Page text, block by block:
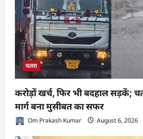
चतरा
करोड़ों खर्च, फिर भी बदहाल सड़कें;
मार्ग बना मुसीबत का सफर
Om Prakash Kumar August 6, 2026